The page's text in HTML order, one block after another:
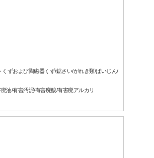
ずおよび陶磁器くず/鉱さい/がれき類/ばいじん/
油/有害汚泥/有害廃酸/有害廃アルカリ